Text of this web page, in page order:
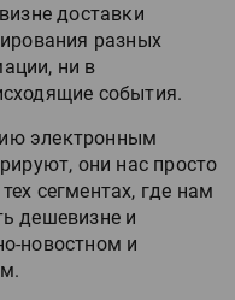
доставки
разных
ни в
события.
электронным
они нас просто
сегментах, где нам
дешевизне и
новостном и